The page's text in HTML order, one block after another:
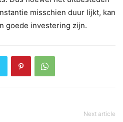
misschien duur lijkt, kan
goede investering zijn.
Next article